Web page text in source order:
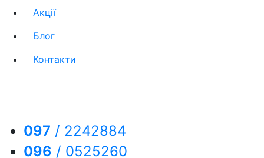
Акції
Блог
Контакти
097 / 2242884
096 / 0525260